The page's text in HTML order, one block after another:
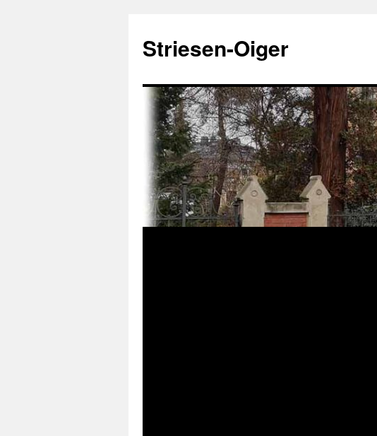
springen
Striesen-Oiger